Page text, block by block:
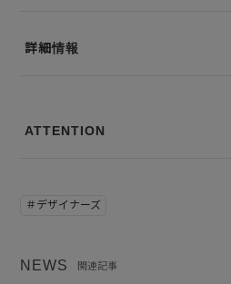
ご了承ください。
詳細情報
ATTENTION
＃デザイナーズ
NEWS 関連記事